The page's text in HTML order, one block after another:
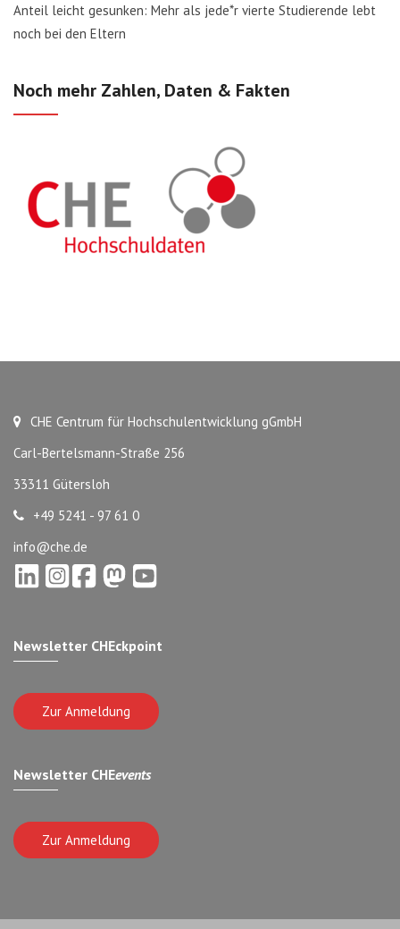
Anteil leicht gesunken: Mehr als jede*r vierte Studierende lebt
noch bei den Eltern
Noch mehr Zahlen, Daten & Fakten
CHE Centrum für Hochschulentwicklung gGmbH
Carl-Bertelsmann-Straße 256
33311 Gütersloh
+49 5241 - 97 61 0
info@che.de
Newsletter CHEckpoint
Zur Anmeldung
Newsletter CHEevents
Zur Anmeldung